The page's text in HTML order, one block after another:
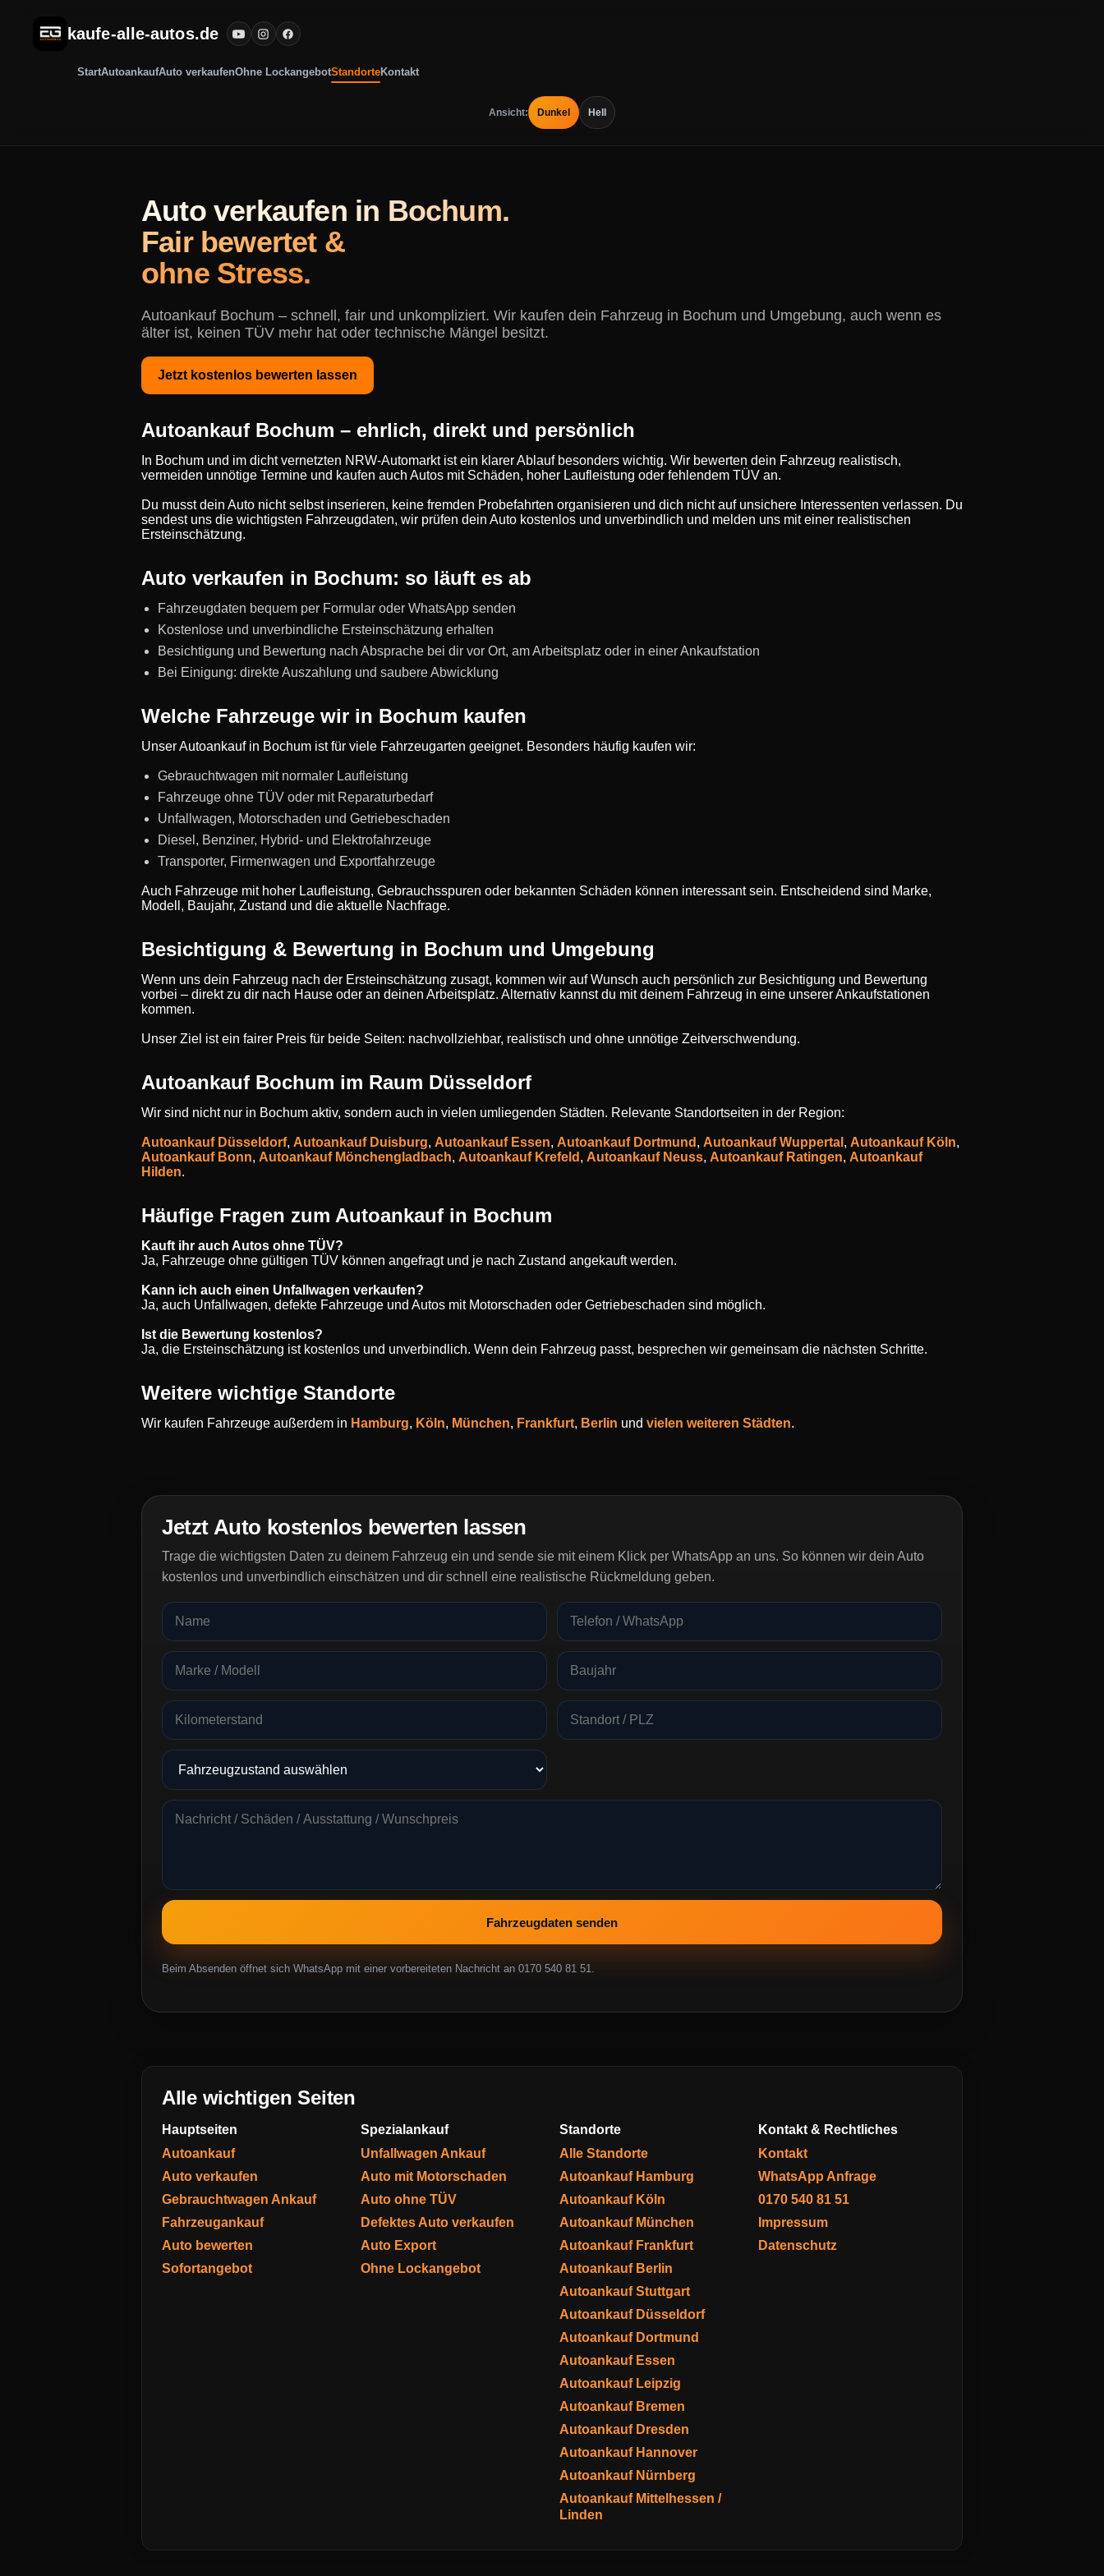
kaufe-alle-autos.de
StartAutoankaufAuto verkaufenOhne LockangebotStandorteKontakt
Ansicht: Dunkel Hell
Auto verkaufen in Bochum.
Fair bewertet &
ohne Stress.
Autoankauf Bochum – schnell, fair und unkompliziert. Wir kaufen dein Fahrzeug in Bochum und Umgebung, auch wenn es
älter ist, keinen TÜV mehr hat oder technische Mängel besitzt.
Jetzt kostenlos bewerten lassen
Autoankauf Bochum – ehrlich, direkt und persönlich
In Bochum und im dicht vernetzten NRW-Automarkt ist ein klarer Ablauf besonders wichtig. Wir bewerten dein Fahrzeug realistisch,
vermeiden unnötige Termine und kaufen auch Autos mit Schäden, hoher Laufleistung oder fehlendem TÜV an.
Du musst dein Auto nicht selbst inserieren, keine fremden Probefahrten organisieren und dich nicht auf unsichere Interessenten verlassen. Du
sendest uns die wichtigsten Fahrzeugdaten, wir prüfen dein Auto kostenlos und unverbindlich und melden uns mit einer realistischen
Ersteinschätzung.
Auto verkaufen in Bochum: so läuft es ab
Fahrzeugdaten bequem per Formular oder WhatsApp senden
Kostenlose und unverbindliche Ersteinschätzung erhalten
Besichtigung und Bewertung nach Absprache bei dir vor Ort, am Arbeitsplatz oder in einer Ankaufstation
Bei Einigung: direkte Auszahlung und saubere Abwicklung
Welche Fahrzeuge wir in Bochum kaufen
Unser Autoankauf in Bochum ist für viele Fahrzeugarten geeignet. Besonders häufig kaufen wir:
Gebrauchtwagen mit normaler Laufleistung
Fahrzeuge ohne TÜV oder mit Reparaturbedarf
Unfallwagen, Motorschaden und Getriebeschaden
Diesel, Benziner, Hybrid- und Elektrofahrzeuge
Transporter, Firmenwagen und Exportfahrzeuge
Auch Fahrzeuge mit hoher Laufleistung, Gebrauchsspuren oder bekannten Schäden können interessant sein. Entscheidend sind Marke,
Modell, Baujahr, Zustand und die aktuelle Nachfrage.
Besichtigung & Bewertung in Bochum und Umgebung
Wenn uns dein Fahrzeug nach der Ersteinschätzung zusagt, kommen wir auf Wunsch auch persönlich zur Besichtigung und Bewertung
vorbei – direkt zu dir nach Hause oder an deinen Arbeitsplatz. Alternativ kannst du mit deinem Fahrzeug in eine unserer Ankaufstationen
kommen.
Unser Ziel ist ein fairer Preis für beide Seiten: nachvollziehbar, realistisch und ohne unnötige Zeitverschwendung.
Autoankauf Bochum im Raum Düsseldorf
Wir sind nicht nur in Bochum aktiv, sondern auch in vielen umliegenden Städten. Relevante Standortseiten in der Region:
Autoankauf Düsseldorf, Autoankauf Duisburg, Autoankauf Essen, Autoankauf Dortmund , Autoankauf Wuppertal , Autoankauf Köln,
Autoankauf Bonn, Autoankauf Mönchengladbach, Autoankauf Krefeld , Autoankauf Neuss, Autoankauf Ratingen, Autoankauf
Hilden.
Häufige Fragen zum Autoankauf in Bochum
Kauft ihr auch Autos ohne TÜV?
Ja, Fahrzeuge ohne gültigen TÜV können angefragt und je nach Zustand angekauft werden.
Kann ich auch einen Unfallwagen verkaufen?
Ja, auch Unfallwagen, defekte Fahrzeuge und Autos mit Motorschaden oder Getriebeschaden sind möglich.
Ist die Bewertung kostenlos?
Ja, die Ersteinschätzung ist kostenlos und unverbindlich. Wenn dein Fahrzeug passt, besprechen wir gemeinsam die nächsten Schritte.
Weitere wichtige Standorte
Wir kaufen Fahrzeuge außerdem in Hamburg, Köln, München, Frankfurt, Berlin und vielen weiteren Städten.
Jetzt Auto kostenlos bewerten lassen
Trage die wichtigsten Daten zu deinem Fahrzeug ein und sende sie mit einem Klick per WhatsApp an uns. So können wir dein Auto
kostenlos und unverbindlich einschätzen und dir schnell eine realistische Rückmeldung geben.
Fahrzeugdaten senden
Beim Absenden öffnet sich WhatsApp mit einer vorbereiteten Nachricht an 0170 540 81 51.
Alle wichtigen Seiten
Hauptseiten
Autoankauf
Auto verkaufen
Gebrauchtwagen Ankauf
Fahrzeugankauf
Auto bewerten
Sofortangebot
Spezialankauf
Unfallwagen Ankauf
Auto mit Motorschaden
Auto ohne TÜV
Defektes Auto verkaufen
Auto Export
Ohne Lockangebot
Standorte
Alle Standorte
Autoankauf Hamburg
Autoankauf Köln
Autoankauf München
Autoankauf Frankfurt
Autoankauf Berlin
Autoankauf Stuttgart
Autoankauf Düsseldorf
Autoankauf Dortmund
Autoankauf Essen
Autoankauf Leipzig
Autoankauf Bremen
Autoankauf Dresden
Autoankauf Hannover
Autoankauf Nürnberg
Autoankauf Mittelhessen /
Linden
Kontakt & Rechtliches
Kontakt
WhatsApp Anfrage
0170 540 81 51
Impressum
Datenschutz